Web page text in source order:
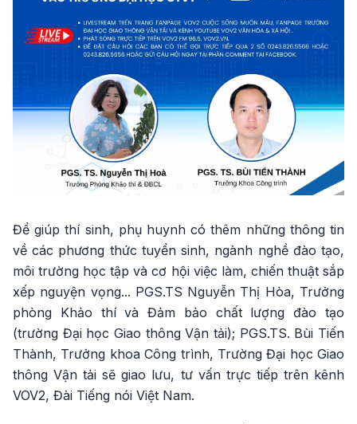
Để giúp thí sinh, phụ huynh có thêm những thông tin
về các phương thức tuyển sinh, ngành nghề đào tạo,
môi trường học tập và cơ hội việc làm, chiến thuật sắp
xếp nguyện vọng... PGS.TS Nguyễn Thị Hòa, Trưởng
phòng Khảo thí và Đảm bảo chất lượng đào tạo
(trường Đại học Giao thông Vận tải); PGS.TS. Bùi Tiến
Thành, Trưởng khoa Công trình, Trường Đại học Giao
thông Vận tải sẽ giao lưu, tư vấn trực tiếp trên kênh
VOV2, Đài Tiếng nói Việt Nam.